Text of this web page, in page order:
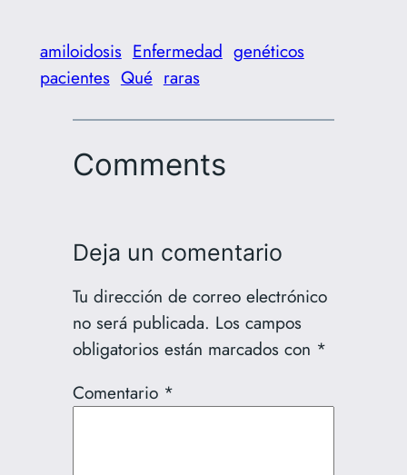
amiloidosis Enfermedad genéticos
pacientes Qué raras
Comments
Deja un comentario
Tu dirección de correo electrónico
no será publicada. Los campos
obligatorios están marcados con *
Comentario *